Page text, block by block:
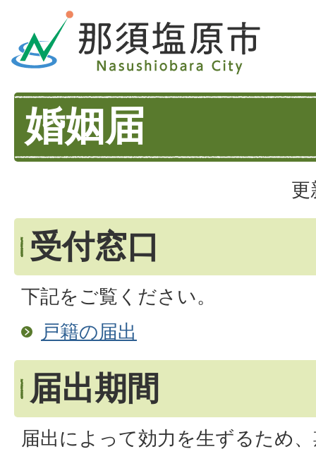
婚姻届
更
受付窓口
下記をご覧ください。
戸籍の届出
届出期間
届出によって効力を生ずるため